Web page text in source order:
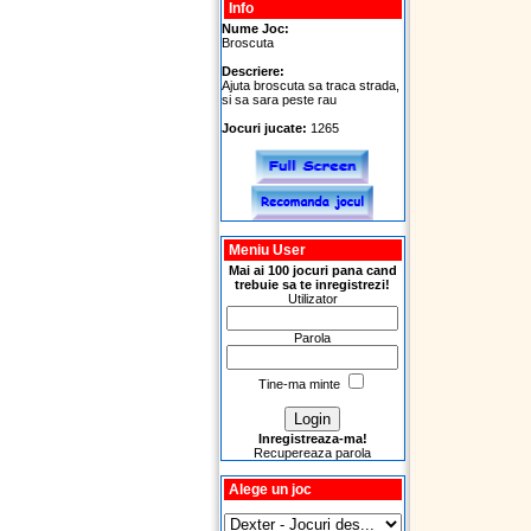
Info
Nume Joc:
Broscuta
Descriere:
Ajuta broscuta sa traca strada,
si sa sara peste rau
Jocuri jucate: 1265
Meniu User
Mai ai 100 jocuri pana cand
trebuie sa te inregistrezi!
Utilizator
Parola
Tine-ma minte
Inregistreaza-ma!
Recupereaza parola
Alege un joc